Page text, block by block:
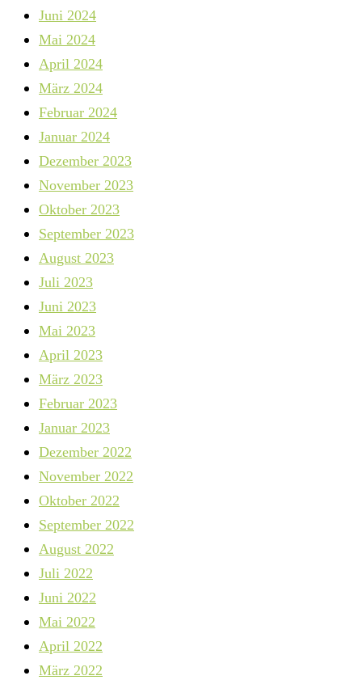
Juni 2024
Mai 2024
April 2024
März 2024
Februar 2024
Januar 2024
Dezember 2023
November 2023
Oktober 2023
September 2023
August 2023
Juli 2023
Juni 2023
Mai 2023
April 2023
März 2023
Februar 2023
Januar 2023
Dezember 2022
November 2022
Oktober 2022
September 2022
August 2022
Juli 2022
Juni 2022
Mai 2022
April 2022
März 2022